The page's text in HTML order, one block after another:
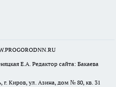
Е.А. Редактор сайта: Бакаева
г. Киров, ул. Азина, дом № 80, кв. 31